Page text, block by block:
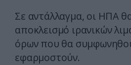
Σε αντάλλαγμα, οι ΗΠΑ
αποκλεισμό ιρανικών
όρων που θα
εφαρμοστούν.